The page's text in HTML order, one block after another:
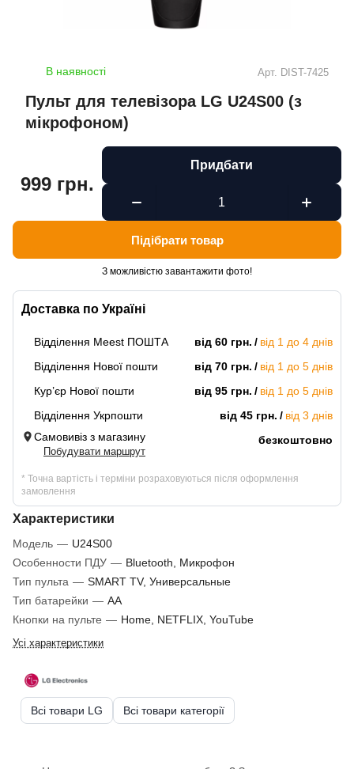
В наявності Арт. DIST-7425
Пульт для телевізора LG U24S00 (з
мікрофоном)
Доставка по Україні
Відділення Meest ПОШТА від 60 грн.
від 1 до 4 днів
Відділення Нової пошти
від 70 грн.
від 1 до 5 днів
Кур’єр Нової пошти
від 95 грн.
від 1 до 5 днів
Відділення Укрпошти
від 45 грн.
від 3 днів
Самовивіз з магазину
Побудувати маршрут
безкоштовно
* Точна вартість і терміни розраховуються після оформлення
замовлення
Характеристики
Модель — U24S00
Особенности ПДУ — Bluetooth, Микрофон
Тип пульта — SMART TV, Универсальные
Тип батарейки — AA
Кнопки на пульте — Home, NETFLIX, YouTube
Усі характеристики
999 грн.
Придбати
Підібрати товар
З можливістю завантажити фото!
Всі товари LG Всі товари категорії